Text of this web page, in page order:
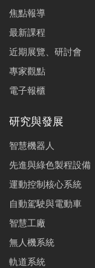
焦點報導
最新課程
近期展覽、研討會
專家觀點
電子報櫃
研究與發展
智慧機器人
先進與綠色製程設備
運動控制核心系統
自動駕駛與電動車
智慧工廠
無人機系統
軌道系統